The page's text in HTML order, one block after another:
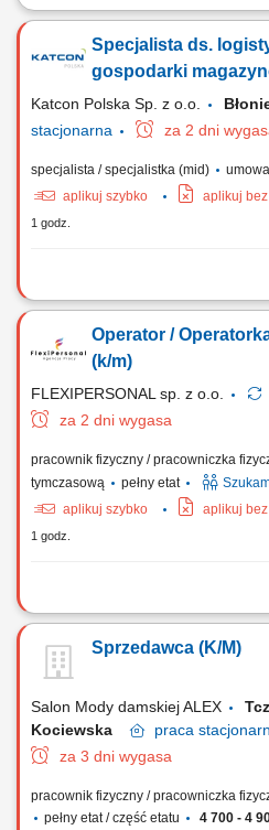
Opis stanowiska rozwój aplikacji
biznesową systemu, współpraca z
w metodyce Scrum, przygotowywanie
Specjalista ds.
gospodarki
Katcon Polska Sp. z o.o.
stacjonarna
za 2 dni
specjalista / specjalistka (mid)
aplikuj szybko
aplikuj
1 godz.
Opis stanowiska Zapewnianie
zapotrzebowania na materiały i
stocku; Dbanie o spójność i
Operator /
(k/m)
FLEXIPERSONAL sp. z o.o.
za 2 dni wygasa
pracownik fizyczny / pracowniczka
tymczasową
pełny etat
aplikuj szybko
aplikuj
1 godz.
Opis stanowiska Przemieszczanie
Prowadzenie prac przeładunkowych
towarowych; Skanowanie, weryfikacja
Sprzedawca (K/M)
Salon Mody damskiej ALEX
Kociewska
praca
za 3 dni wygasa
pracownik fizyczny / pracowniczka
pełny etat / część etatu
4 700 - 4